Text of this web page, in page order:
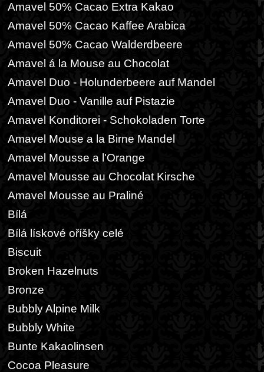
Amavel 50% Cacao Extra Kakao
Amavel 50% Cacao Kaffee Arabica
Amavel 50% Cacao Walderdbeere
Amavel á la Mouse au Chocolat
Amavel Duo - Holunderbeere auf Mandel
Amavel Duo - Vanille auf Pistazie
Amavel Konditorei - Schokoladen Torte
Amavel Mouse a la Birne Mandel
Amavel Mousse a l'Orange
Amavel Mousse au Chocolat Kirsche
Amavel Mousse au Praliné
Bílá
Bílá lískové oříšky celé
Biscuit
Broken Hazelnuts
Bronze
Bubbly Alpine Milk
Bubbly White
Bunte Kakaolinsen
Cocoa Pleasure